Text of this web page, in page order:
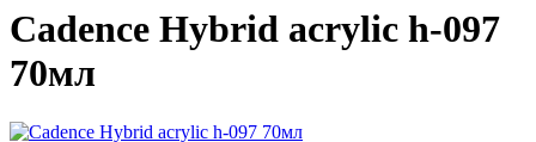
Cadence Hybrid acrylic h-097
70мл